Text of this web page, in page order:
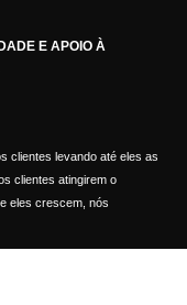
E APOIO À
clientes levando até eles as
clientes atingirem o
eles crescem, nós